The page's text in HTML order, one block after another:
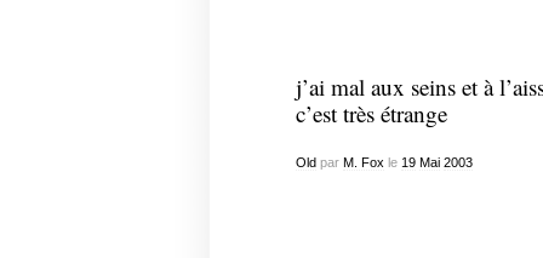
j’ai mal aux seins et à
c’est très étrange
Oldpar M. Fox le 19 Mai 2003